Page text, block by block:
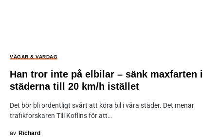
VÄGAR & VARDAG
Han tror inte på elbilar – sänk maxfarten i
städerna till 20 km/h istället
Det bör bli ordentligt svårt att köra bil i våra städer. Det menar
trafikforskaren Till Koflins för att…
av Richard